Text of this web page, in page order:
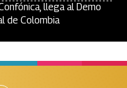
llega al Demo
de Colombia